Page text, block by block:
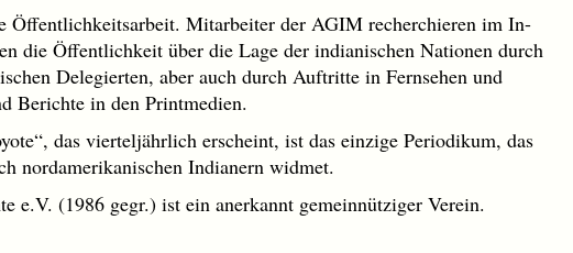
Öffentlichkeitsarbeit. Mitarbeiter der AGIM recherchieren im In-
die Öffentlichkeit über die Lage der indianischen Nationen durch
Delegierten, aber auch durch Auftritte in Fernsehen und
Berichte in den Printmedien.
das vierteljährlich erscheint, ist das einzige Periodikum, das
nordamerikanischen Indianern widmet.
e.V. (1986 gegr.) ist ein anerkannt gemeinnütziger Verein.